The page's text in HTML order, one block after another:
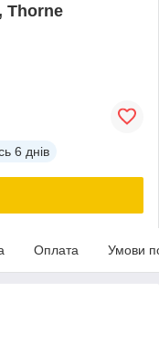
Thorne
6 днів
Оплата Умови